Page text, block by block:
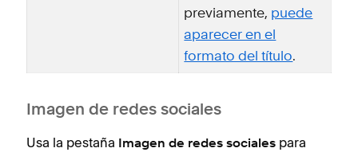
previamente, puede
aparecer en el
formato del título.
Imagen de redes sociales
Usa la pestaña Imagen de redes sociales para